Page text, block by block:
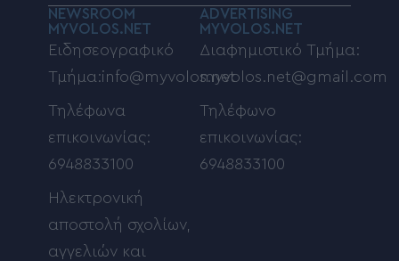
NEWSROOM
MYVOLOS.NET
Ειδησεογραφικό
Τμήμα:info@myvolos.net
Τηλέφωνα
επικοινωνίας:
6948833100
Ηλεκτρονική
αποστολή σχολίων,
αγγελιών και
ADVERTISING
MYVOLOS.NET
Διαφημιστικό Τμήμα:
myvolos.net@gmail.com
Τηλέφωνο
επικοινωνίας:
6948833100